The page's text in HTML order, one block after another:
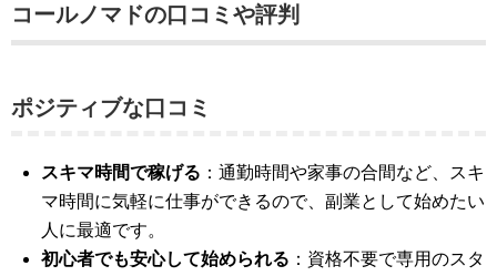
コールノマドの口コミや評判
ポジティブな口コミ
スキマ時間で稼げる ：通勤時間や家事の合間など、スキ
マ時間に気軽に仕事ができるので、副業として始めたい
人に最適です​​。
初心者でも安心して始められる ：資格不要で専用のスタ